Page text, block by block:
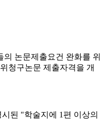
논문제출요건 완화를 위
청구논문 제출자격을 개
된 "학술지에 1편 이상의